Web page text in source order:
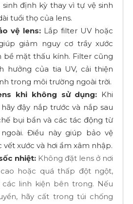
định kỳ thay vì tự vệ sinh
tuổi thọ của lens.
vệ lens: Lắp filter UV hoặc
giảm nguy cơ trầy xước
bề mặt thấu kính. Filter cũng
hưởng của tia UV, cải thiện
trong môi trường ngoài trời.
khi không sử dụng: Khi
đậy nắp trước và nắp sau
bụi bẩn và các tác động từ
Điều này giúp bảo vệ
xước và hơi ẩm xâm nhập.
nhiệt: Không đặt lens ở nơi
hoặc quá thấp đột ngột,
linh kiện bên trong. Nếu
hãy cất trong túi chống